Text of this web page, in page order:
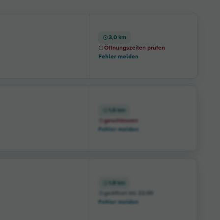
3,0 km
Öffnungszeiten prüfen
Fehler melden
1,6 km
geschlossen
Fehler melden
1,8 km
geöffnet bis 22:00
Fehler melden